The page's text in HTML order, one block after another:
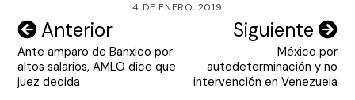
4 DE ENERO, 2019
Navegación
de
entradas
Anterior
Ante amparo de Banxico por
altos salarios, AMLO dice que
juez decida
Siguiente
México por
autodeterminación y no
intervención en Venezuela